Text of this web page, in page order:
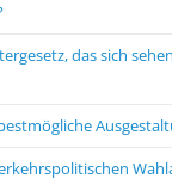
das sich